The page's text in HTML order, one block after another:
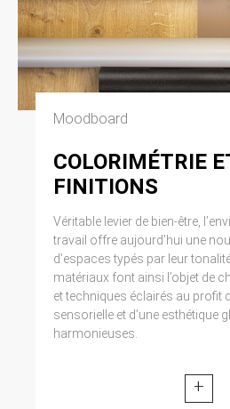
Moodboard
COLORIMÉTRIE
FINITIONS
Véritable levier de bien-être,
travail offre aujourd’hui une
d’espaces typés par leur
matériaux font ainsi l’objet de
et techniques éclairés au profit
sensorielle et d’une esthétique
harmonieuses.
+